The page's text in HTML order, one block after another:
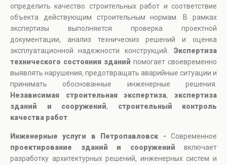
определить качество строительных работ и соответствие
объекта действующим строительным нормам. В рамках
экспертизы выполняется проверка проектной
документации, анализ технических решений и оценка
эксплуатационной надежности конструкций. Экспертиза
технического состояния зданий помогает своевременно
выявлять нарушения, предотвращать аварийные ситуации и
принимать обоснованные инженерные решения.
Независимая строительная экспертиза,экспертиза
зданий и сооружений, строительный контроль
качества работ
Инженерные услуги в Петропавловск - Современное
проектирование зданий и сооружений включает
разработку архитектурных решений, инженерных систем и